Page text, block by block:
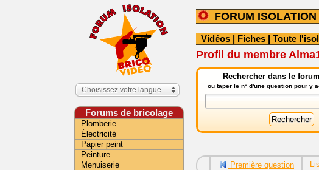
FORUM ISOLATION
Vidéos | Fiches | Toute
Profil du membre
Rechercher dans le
ou taper le n° d'une question pour y
Première question
Choisissez votre langue
Forums de bricolage
Plomberie
Électricité
Papier peint
Peinture
Menuiserie